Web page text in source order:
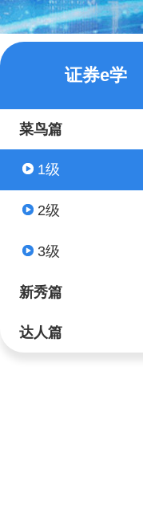
证券e学
菜鸟篇
1级
2级
3级
新秀篇
达人篇